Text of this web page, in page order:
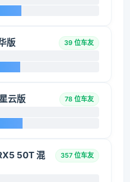
版 39 位车友
云版 78 位车友
50T 混
357 位车友